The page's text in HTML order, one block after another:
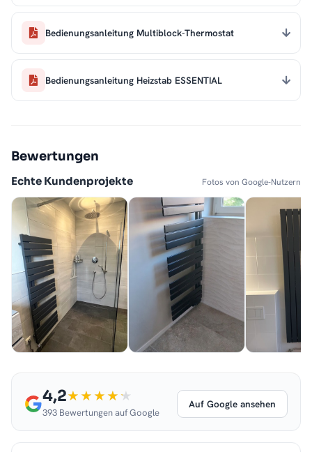
Bedienungsanleitung Multiblock-Thermostat
Bedienungsanleitung Heizstab ESSENTIAL
Bewertungen
Echte Kundenprojekte Fotos von Google-Nutzern
4,2
393 Bewertungen auf Google
Auf Google ansehen